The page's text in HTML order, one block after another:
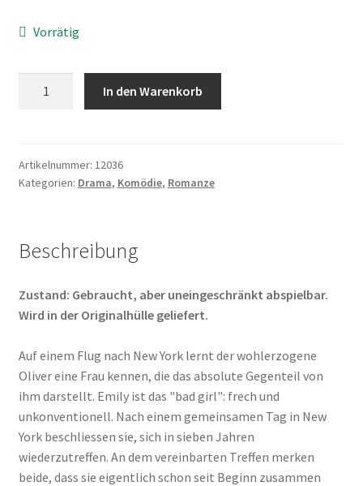
Vorrätig
Menge
In den Warenkorb
Artikelnummer: 12036
Kategorien: Drama, Komödie, Romanze
Beschreibung
Zustand: Gebraucht, aber uneingeschränkt abspielbar.
Wird in der Originalhülle geliefert.
Auf einem Flug nach New York lernt der wohlerzogene
Oliver eine Frau kennen, die das absolute Gegenteil von
ihm darstellt. Emily ist das "bad girl": frech und
unkonventionell. Nach einem gemeinsamen Tag in New
York beschliessen sie, sich in sieben Jahren
wiederzutreffen. An dem vereinbarten Treffen merken
beide, dass sie eigentlich schon seit Beginn zusammen